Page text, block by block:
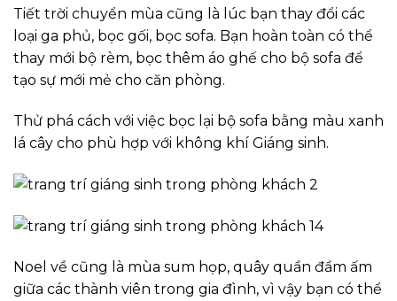
Tiết trời chuyển mùa cũng là lúc bạn thay đổi các
loại ga phủ, bọc gối, bọc sofa. Bạn hoàn toàn có thể
thay mới bộ rèm, bọc thêm áo ghế cho bộ sofa để
tạo sự mới mẻ cho căn phòng.
Thử phá cách với việc bọc lại bộ sofa bằng màu xanh
lá cây cho phù hợp với không khí Giáng sinh.
Noel về cũng là mùa sum họp, quây quần đầm ấm
giữa các thành viên trong gia đình, vì vậy bạn có thể